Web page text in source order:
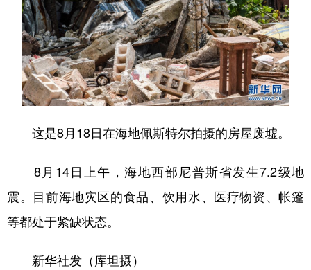
访谈 视频 图片 政务
法律 中央文件 金融 汽车
食品 人居 信息化 数字经济
城市 旅游 能源 会展
彩票 娱乐 时尚 悦读
公益 一带一路 亚太网 上市公司
文化产业
这是8月18日在海地佩斯特尔拍摄的房屋废墟。
8月14日上午，海地西部尼普斯省发生7.2级地
震。目前海地灾区的食品、饮用水、医疗物资、帐篷
等都处于紧缺状态。
新华社发（库坦摄）